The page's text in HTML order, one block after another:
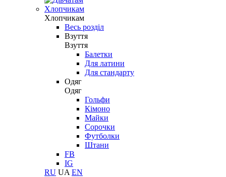
Хлопчикам
Хлопчикам
Весь розділ
Взуття
Взуття
Балетки
Для латини
Для стандарту
Одяг
Одяг
Гольфи
Кімоно
Майки
Сорочки
Футболки
Штани
FB
IG
RU UA EN